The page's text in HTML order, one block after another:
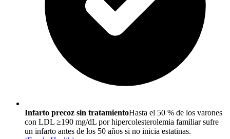
Infarto precoz sin tratamientoHasta el 50 % de los varones
con LDL ≥190 mg/dL por hipercolesterolemia familiar sufre
un infarto antes de los 50 años si no inicia estatinas.